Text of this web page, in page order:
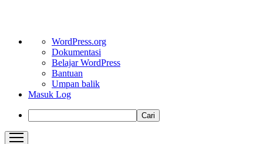
Tentang
WordPress
WordPress.org
Dokumentasi
Belajar WordPress
Bantuan
Umpan balik
Masuk Log
Cari